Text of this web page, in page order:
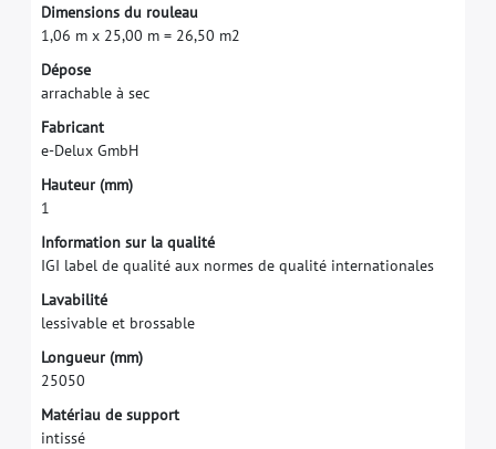
Dimensions du rouleau
1,06 m x 25,00 m = 26,50 m2
Dépose
arrachable à sec
Fabricant
e-Delux GmbH
Hauteur (mm)
1
Information sur la qualité
IGI label de qualité aux normes de qualité internationales
Lavabilité
lessivable et brossable
Longueur (mm)
25050
Matériau de support
intissé